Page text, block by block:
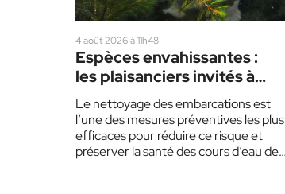
4 août 2026 à 11h48
Espèces envahissantes :
les plaisanciers invités à
redoubler de prudence cet
été
Le nettoyage des embarcations est
l’une des mesures préventives les plus
efficaces pour réduire ce risque et
préserver la santé des cours d’eau des